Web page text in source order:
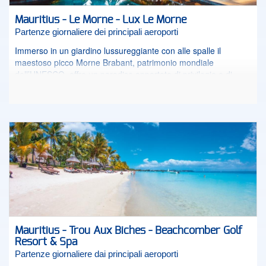
dall’inconfondibile gusto tropicale.
Mauritius - Le Morne - Lux Le Morne
Partenze giornaliere dei principali aeroporti
Immerso in un giardino lussureggiante con alle spalle il
maestoso picco Morne Brabant, patrimonio mondiale
dell’UNESCO, offre un paradiso appartato di privilegio e di
Mauritius - Trou Aux Biches - Beachcomber Golf
Resort & Spa
Partenze giornaliere dai principali aeroporti